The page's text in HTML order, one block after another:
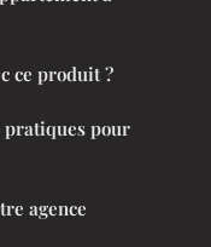
ce produit ?
pratiques pour
agence